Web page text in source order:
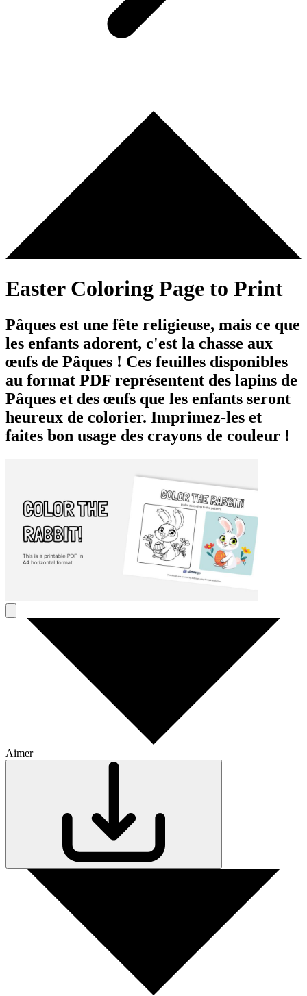
Easter Coloring Page to Print
Pâques est une fête religieuse, mais ce que
les enfants adorent, c'est la chasse aux
œufs de Pâques ! Ces feuilles disponibles
au format PDF représentent des lapins de
Pâques et des œufs que les enfants seront
heureux de colorier. Imprimez-les et
faites bon usage des crayons de couleur !
Aimer